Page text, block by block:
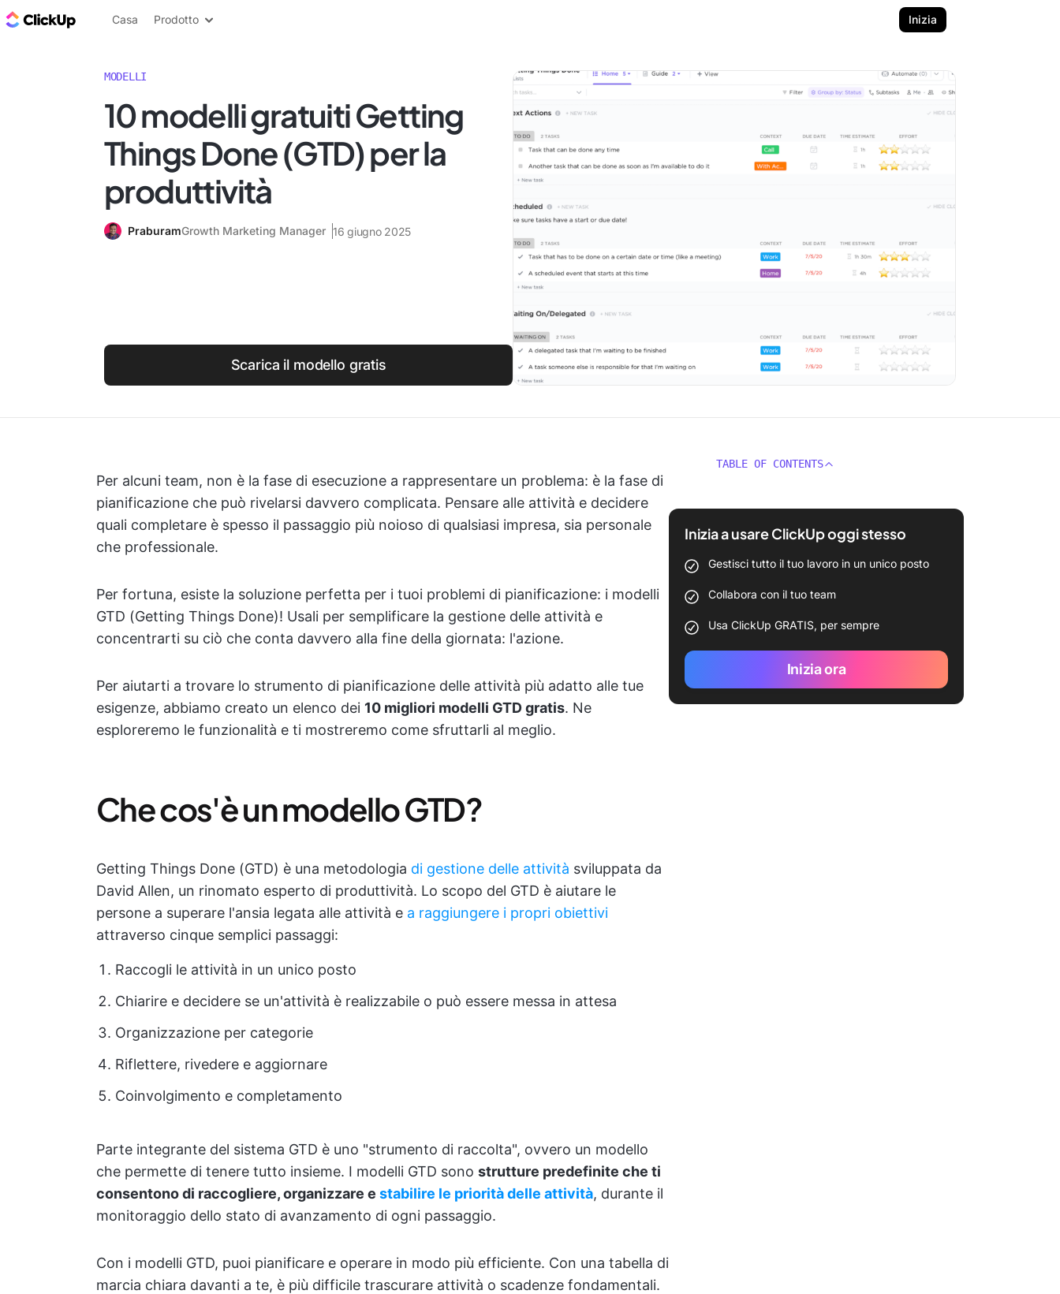
Blog di ClickUp
Casa Prodotto Inizia
MODELLI
10 modelli gratuiti Getting
Things Done (GTD) per la
produttività
PraburamGrowth Marketing Manager 16 giugno 2025
Scarica il modello gratis
Per alcuni team, non è la fase di esecuzione a rappresentare un problema: è la fase di
pianificazione che può rivelarsi davvero complicata. Pensare alle attività e decidere
quali completare è spesso il passaggio più noioso di qualsiasi impresa, sia personale
che professionale.
Per fortuna, esiste la soluzione perfetta per i tuoi problemi di pianificazione: i modelli
GTD (Getting Things Done)! Usali per semplificare la gestione delle attività e
concentrarti su ciò che conta davvero alla fine della giornata: l'azione.
Per aiutarti a trovare lo strumento di pianificazione delle attività più adatto alle tue
esigenze, abbiamo creato un elenco dei 10 migliori modelli GTD gratis. Ne
esploreremo le funzionalità e ti mostreremo come sfruttarli al meglio.
Che cos'è un modello GTD?
Getting Things Done (GTD) è una metodologia di gestione delle attività sviluppata da
David Allen, un rinomato esperto di produttività. Lo scopo del GTD è aiutare le
persone a superare l'ansia legata alle attività e a raggiungere i propri obiettivi
attraverso cinque semplici passaggi:
Raccogli le attività in un unico posto
Chiarire e decidere se un'attività è realizzabile o può essere messa in attesa
Organizzazione per categorie
Riflettere, rivedere e aggiornare
Coinvolgimento e completamento
Parte integrante del sistema GTD è uno "strumento di raccolta", ovvero un modello
che permette di tenere tutto insieme. I modelli GTD sono strutture predefinite che ti
consentono di raccogliere, organizzare e stabilire le priorità delle attività, durante il
monitoraggio dello stato di avanzamento di ogni passaggio.
Con i modelli GTD, puoi pianificare e operare in modo più efficiente. Con una tabella di
marcia chiara davanti a te, è più difficile trascurare attività o scadenze fondamentali.
TABLE OF CONTENTS
Inizia a usare ClickUp oggi stesso
Gestisci tutto il tuo lavoro in un unico posto
Collabora con il tuo team
Usa ClickUp GRATIS, per sempre
Inizia ora